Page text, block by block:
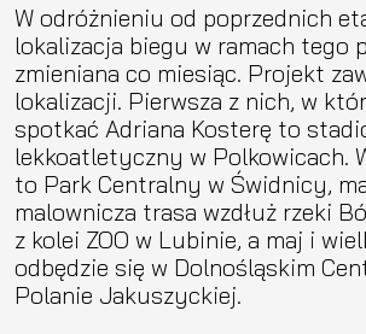
W odróżnieniu od poprzednich
lokalizacja biegu w ramach tego
zmieniana co miesiąc. Projekt
lokalizacji. Pierwsza z nich, w
spotkać Adriana Kosterę to
lekkoatletyczny w Polkowicach.
to Park Centralny w Świdnicy,
malownicza trasa wzdłuż rzeki
z kolei ZOO w Lubinie, a maj i
odbędzie się w Dolnośląskim
Polanie Jakuszyckiej.